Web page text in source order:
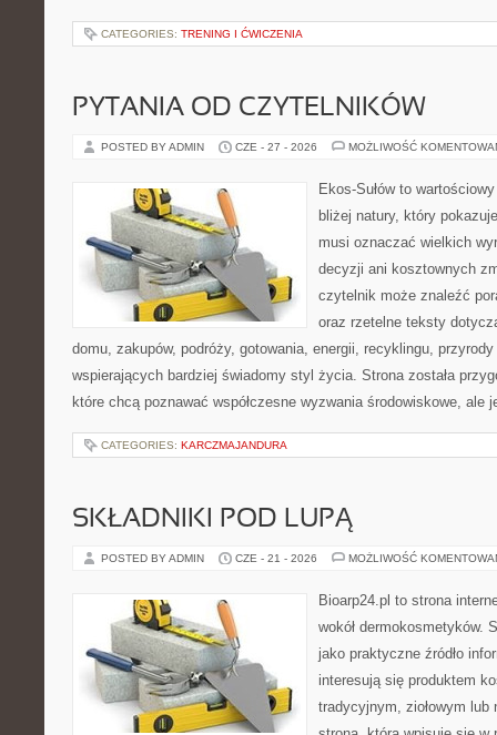
CATEGORIES: TRENING I ĆWICZENIA
PYTANIA OD CZYTELNIKÓW
POSTED BY ADMIN CZE - 27 - 2026 MOŻLIWOŚĆ
Ekos-Sułów to
bliżej natury, który
musi oznaczać wielkich
decyzji ani kosztownych
czytelnik może znaleźć
oraz rzetelne teksty
domu, zakupów, podróży, gotowania, energii, recyklingu,
wspierających bardziej świadomy styl życia. Strona została
które chcą poznawać współczesne wyzwania środowiskowe,
CATEGORIES: KARCZMAJANDURA
SKŁADNIKI POD LUPĄ
POSTED BY ADMIN CZE - 21 - 2026 MOŻLIWOŚĆ
Bioarp24.pl to strona
wokół dermokosmetyków.
jako praktyczne źródło
interesują się produktem
tradycyjnym, ziołowym lub